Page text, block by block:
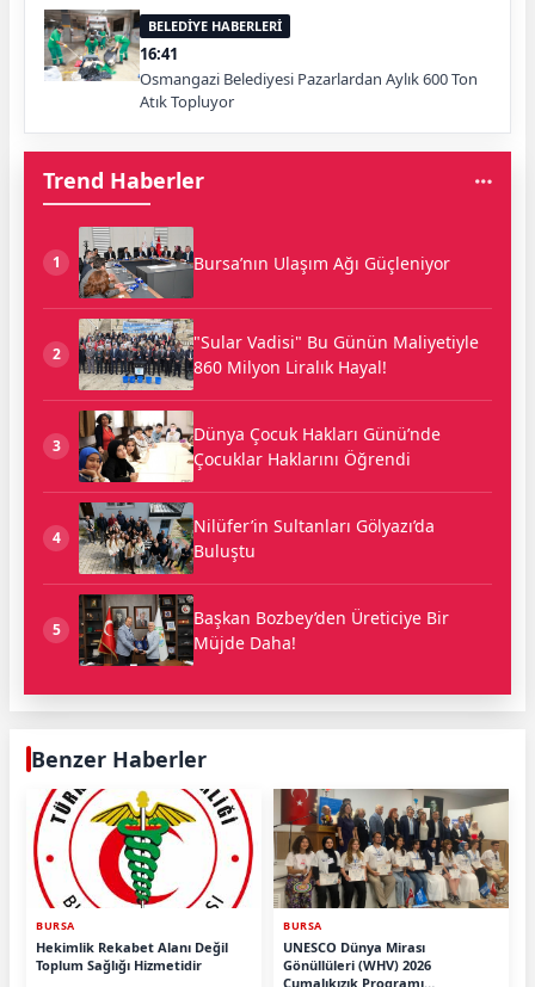
BELEDİYE HABERLERİ
16:41
Osmangazi Belediyesi Pazarlardan Aylık 600 Ton
Atık Topluyor
Trend Haberler
1 Bursa’nın Ulaşım Ağı Güçleniyor
2
"Sular Vadisi" Bu Günün Maliyetiyle
860 Milyon Liralık Hayal!
3
Dünya Çocuk Hakları Günü’nde
Çocuklar Haklarını Öğrendi
4
Nilüfer’in Sultanları Gölyazı’da
Buluştu
5
Başkan Bozbey’den Üreticiye Bir
Müjde Daha!
Benzer Haberler
BURSA
Hekimlik Rekabet Alanı Değil
Toplum Sağlığı Hizmetidir
BURSA
UNESCO Dünya Mirası
Gönüllüleri (WHV) 2026
Cumalıkızık Programı